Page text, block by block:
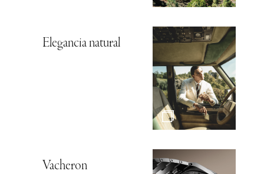
Elegancia natural
Vacheron